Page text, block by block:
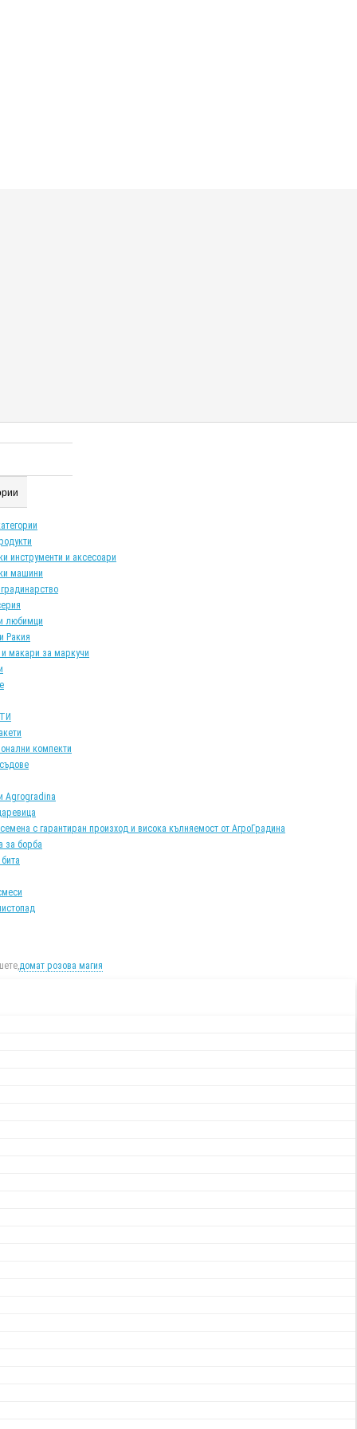
инструменти и аксесоари
машини
любимци
Ракия
и макари за маркучи
компекти
Agrogradina
с гарантиран произход и висока кълняемост от АгроГрадина
за борба
домат розова магия